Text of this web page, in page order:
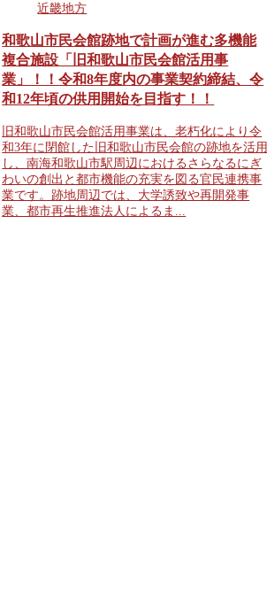
近畿地方
和歌山市民会館跡地で計画が進む多機能
複合施設「旧和歌山市民会館活用事
業」！！令和8年度内の事業契約締結、令
和12年頃の供用開始を目指す！！
旧和歌山市民会館活用事業は、老朽化により令
和3年に閉館した旧和歌山市民会館の跡地を活用
し、南海和歌山市駅周辺におけるさらなるにぎ
わいの創出と都市機能の充実を図る官民連携事
業です。跡地周辺では、大学誘致や再開発事
業、都市再生推進法人によるま...